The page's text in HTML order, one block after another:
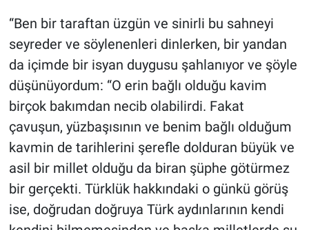
“Ben bir taraftan üzgün ve sinirli bu sahneyi
seyreder ve söylenenleri dinlerken, bir yandan
da içimde bir isyan duygusu şahlanıyor ve şöyle
düşünüyordum: “O erin bağlı olduğu kavim
birçok bakımdan necib olabilirdi. Fakat
çavuşun, yüzbaşısının ve benim bağlı olduğum
kavmin de tarihlerini şerefle dolduran büyük ve
asil bir millet olduğu da biran şüphe götürmez
bir gerçekti. Türklük hakkındaki o günkü görüş
ise, doğrudan doğruya Türk aydınlarının kendi